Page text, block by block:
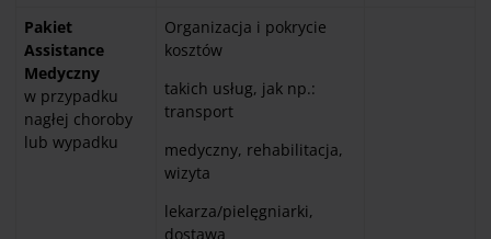
Pakiet
Assistance
Medyczny
w przypadku
nagłej choroby
lub wypadku
Organizacja i pokrycie
kosztów
takich usług, jak np.:
transport
medyczny, rehabilitacja,
wizyta
lekarza/pielęgniarki,
dostawa